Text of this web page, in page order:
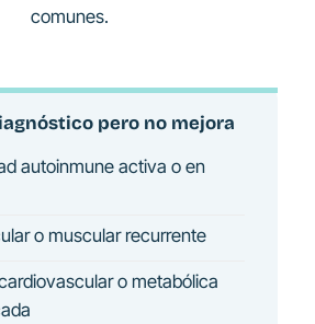
comunes.
pero no mejora
autoinmune activa o en
o muscular recurrente
o metabólica